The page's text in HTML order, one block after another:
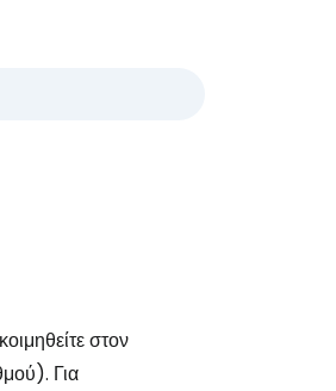
στον
Για